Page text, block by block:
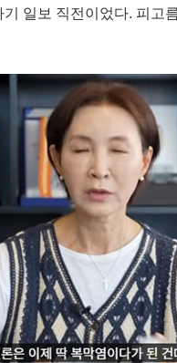
일보 직전이었다. 피고